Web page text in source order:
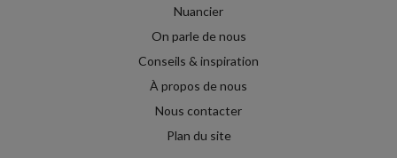
Nuancier
On parle de nous
Conseils & inspiration
À propos de nous
Nous contacter
Plan du site